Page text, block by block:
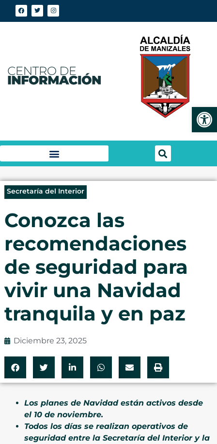
Secretaría del Interior
Conozca las
recomendaciones
de seguridad para
vivir una Navidad
tranquila y en paz
Diciembre 23, 2025
Los planes de Navidad están activos desde
el 10 de noviembre.
Todos los días se realizan operativos de
seguridad entre la Secretaría del Interior y la